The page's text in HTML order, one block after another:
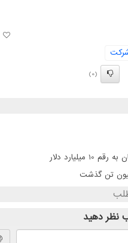
(0)
دلار
نظر دهید